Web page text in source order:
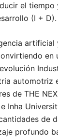
el
(I + D).
artificial
en
automotriz
de THE
Inha
de
profundo